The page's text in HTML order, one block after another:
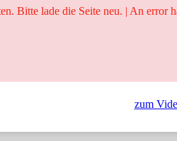
zum
Bitte lade die Seite neu. | An error